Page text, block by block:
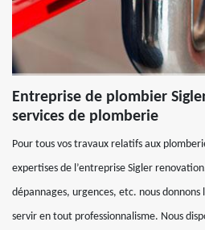
Entreprise de plombier
services de plomberie
Pour tous vos travaux relatifs aux
expertises de l’entreprise Sigler
dépannages, urgences, etc. nous
servir en tout professionnalisme. Nous